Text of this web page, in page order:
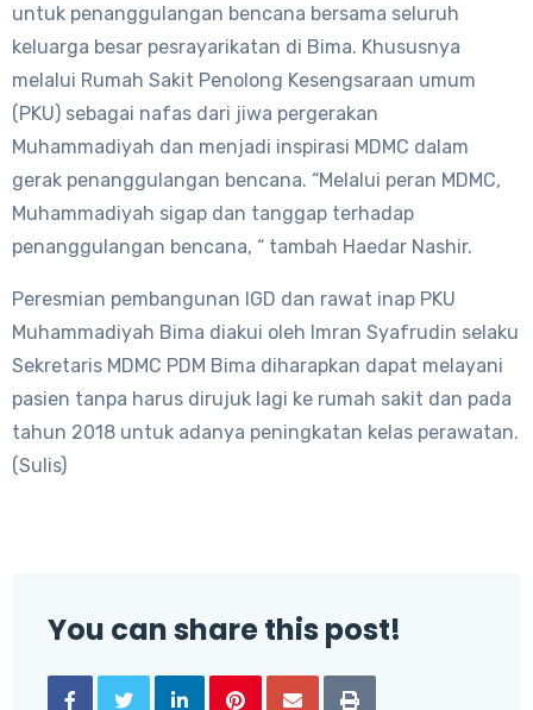
untuk penanggulangan bencana bersama seluruh
keluarga besar pesrayarikatan di Bima. Khususnya
melalui Rumah Sakit Penolong Kesengsaraan umum
(PKU) sebagai nafas dari jiwa pergerakan
Muhammadiyah dan menjadi inspirasi MDMC dalam
gerak penanggulangan bencana. “Melalui peran MDMC,
Muhammadiyah sigap dan tanggap terhadap
penanggulangan bencana, “ tambah Haedar Nashir.
Peresmian pembangunan IGD dan rawat inap PKU
Muhammadiyah Bima diakui oleh Imran Syafrudin selaku
Sekretaris MDMC PDM Bima diharapkan dapat melayani
pasien tanpa harus dirujuk lagi ke rumah sakit dan pada
tahun 2018 untuk adanya peningkatan kelas perawatan.
(Sulis)
You can share this post!